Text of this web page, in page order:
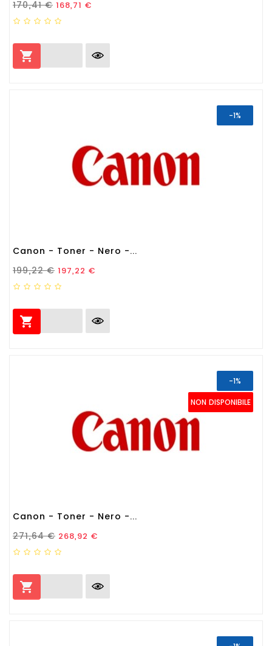
Prezzo Standard
170,41 € Prezzo
168,71 €

-1%
Canon - Toner - Nero -...
Prezzo Standard
199,22 € Prezzo
197,22 €

NON DISPONIBILE
-1%
Canon - Toner - Nero -...
Prezzo Standard
271,64 € Prezzo
268,92 €
